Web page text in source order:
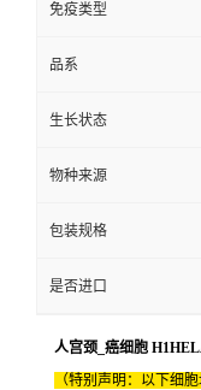
免疫类型
品系
生长状态
物种来源
包装规格
是否进口
人宫颈_癌细胞
（特别声明：以下细